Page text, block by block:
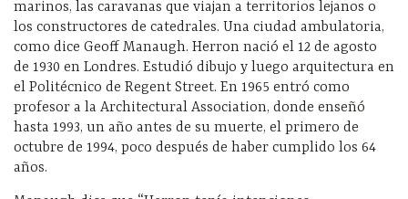
marinos, las caravanas que viajan a territorios lejanos o
los constructores de catedrales. Una ciudad ambulatoria,
como dice Geoff Manaugh. Herron nació el 12 de agosto
de 1930 en Londres. Estudió dibujo y luego arquitectura en
el Politécnico de Regent Street. En 1965 entró como
profesor a la Architectural Association, donde enseñó
hasta 1993, un año antes de su muerte, el primero de
octubre de 1994, poco después de haber cumplido los 64
años.